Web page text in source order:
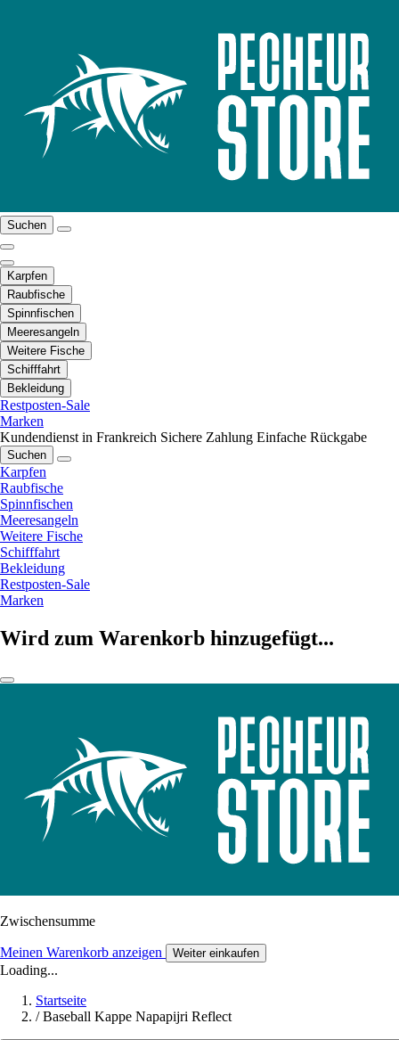
Suchen
Karpfen
Raubfische
Spinnfischen
Meeresangeln
Weitere Fische
Schifffahrt
Bekleidung
Restposten-Sale
Marken
Kundendienst in Frankreich Sichere Zahlung Einfache Rückgabe
Suchen
Karpfen
Raubfische
Spinnfischen
Meeresangeln
Weitere Fische
Schifffahrt
Bekleidung
Restposten-Sale
Marken
Wird zum Warenkorb hinzugefügt...
Zwischensumme
Meinen Warenkorb anzeigen Weiter einkaufen
Loading...
Startseite
/ Baseball Kappe Napapijri Reflect